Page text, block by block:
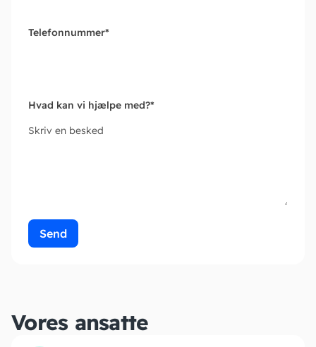
Telefonnummer*
Hvad kan vi hjælpe med?*
Skriv en besked
Send
Vores ansatte